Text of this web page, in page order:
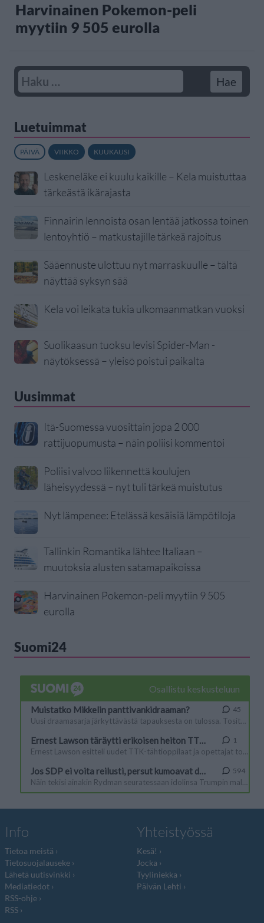
Harvinainen Pokemon-peli
myytiin 9 505 eurolla
Luetuimmat
PÄIVÄ VIIKKO KUUKAUSI
Leskeneläke ei kuulu kaikille – Kela muistuttaa
tärkeästä ikärajasta
Finnairin lennoista osan lentää jatkossa toinen
lentoyhtiö – matkustajille tärkeä rajoitus
Sääennuste ulottuu nyt marraskuulle – tältä
näyttää syksyn sää
Kela voi leikata tukia ulkomaanmatkan vuoksi
Suolikaasun tuoksu levisi Spider-Man -
näytöksessä – yleisö poistui paikalta
Uusimmat
Itä-Suomessa vuosittain jopa 2 000
rattijuopumusta – näin poliisi kommentoi
Poliisi valvoo liikennettä koulujen
läheisyydessä – nyt tuli tärkeä muistutus
Nyt lämpenee: Etelässä kesäisiä lämpötiloja
Tallinkin Romantika lähtee Italiaan –
muutoksia alusten satamapaikoissa
Harvinainen Pokemon-peli myytiin 9 505
eurolla
Suomi24
Info
Tietoa meistä
Tietosuojalauseke
Lähetä uutisvinkki
Mediatiedot
RSS-ohje
RSS
Yhteistyössä
Kesä!
Jocka
Tyyliniekka
Päivän Lehti